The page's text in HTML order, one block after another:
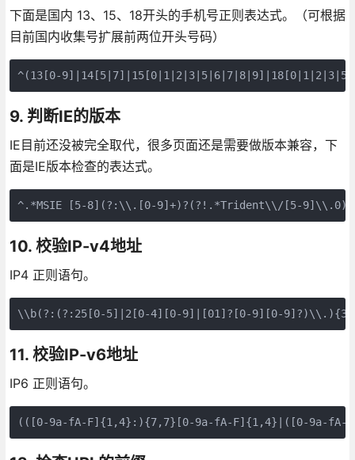
下面是国内 13、15、18开头的手机号正则表达式。（可根据
目前国内收集号扩展前两位开头号码）
^(13[0-
9. 判断IE的版本
IE目前还没被完全取代，很多页面还是需要做版本兼容，下
面是IE版本检查的表达式。
^.*MSIE [5-8](?:\\.[0-9]+)?(?!.*Trident\\/[5-
10. 校验IP-v4地址
IP4 正则语句。
\\b(?:(?:25[0-5]|2[0-4][0-9]|[01]?[0-9][0-
11. 校验IP-v6地址
IP6 正则语句。
(([0-9a-fA-F]{1,4}:){7,7}[0-9a-fA-F]{1,4}|([0-9a-